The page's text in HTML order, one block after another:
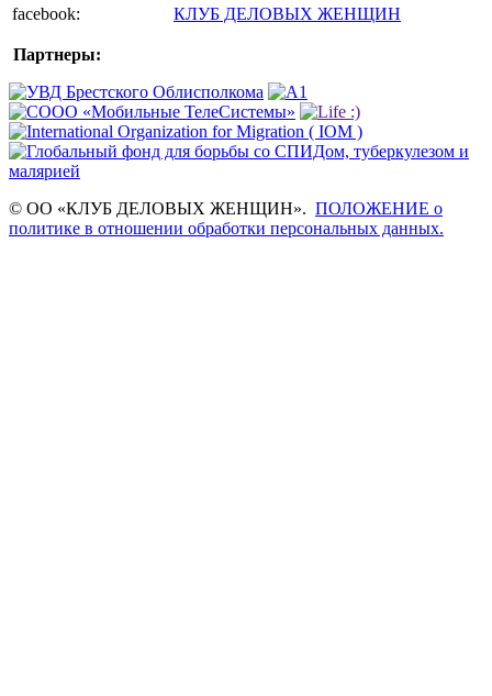
facebook:
КЛУБ ДЕЛОВЫХ ЖЕНЩИН
Партнеры:
© ОО «КЛУБ ДЕЛОВЫХ ЖЕНЩИН». ПОЛОЖЕНИЕ о
политике в отношении обработки персональных данных.